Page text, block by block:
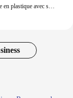
Tirelire portable en plastique avec serrure à clé pour enfants et adultes, tirelire créative pour étudiants, pot d'épargne sûr, chambre plus lente, maison, cadeau